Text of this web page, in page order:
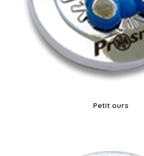
Petit ours